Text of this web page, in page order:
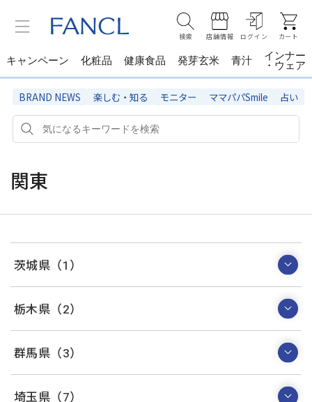
検索 店舗情報 ログイン カート
キャンペーン 化粧品 健康食品 発芽玄米 青汁
インナー
・ウェア
BRAND NEWS 楽しむ・知る モニター ママパパSmile 占い
関東
茨城県（1）
栃木県（2）
群馬県（3）
埼玉県（7）